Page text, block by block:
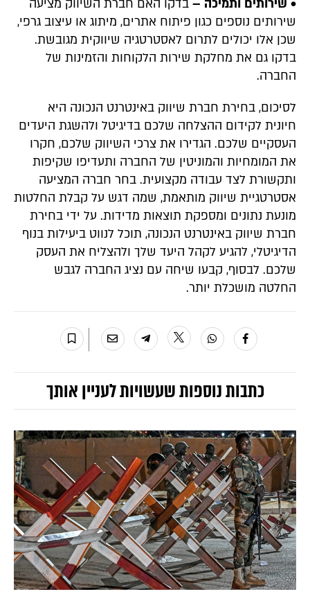
• שירותים ותמיכה – בדקו האם חברת השיווק מציעה
שירותים נוספים כגון פיתוח אתרים, מיתוג או עיצוב גרפי,
שכן אלו יכולים לתרום לאסטרטגיה שיווקית מגובשת.
בדקו גם את מחלקת שירות הלקוחות והזמינות של
החברה.
לסיכום, בחירת חברת שיווק באינטרנט הנכונה היא
חיונית לקידום ההצלחה שלכם בדיגיטל ולהשגת היעדים
העסקיים שלכם. הגדירו את צרכי השיווק שלכם, חקרו
את המומחיות והמוניטין של החברה ותעדיפו שקיפות
ותקשורת לצד עבודה מקצועית. בחר חברה המציעה
אסטרטגיית שיווק מותאמת, שמה דגש על קבלת החלטות
מונעת נתונים ומספקת תוצאות מדידות. על ידי בחירת
חברת שיווק באינטרנט הנכונה, תוכל לנווט ביעילות בנוף
הדיגיטלי, להגיע לקהל היעד שלך ולהצליח את העסק
שלכם. לבסוף, קבעו שיחה עם נציג החברה לגבש
החלטה מושכלת יותר.
כתבות נוספות שעשויות לעניין אותך